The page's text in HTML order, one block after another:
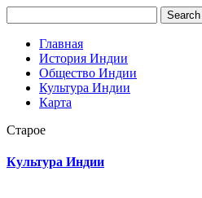
Главная
История Индии
Общество Индии
Культура Индии
Карта
Старое
Культура Индии